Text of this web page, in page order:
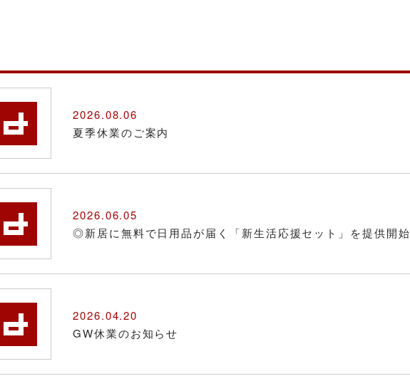
2026.08.06
夏季休業のご案内
2026.06.05
◎新居に無料で日用品が届く「新生活応援セット」を提供開始
2026.04.20
GW休業のお知らせ